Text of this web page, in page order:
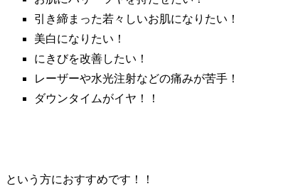
引き締まった若々しいお肌になりたい！
美白になりたい！
にきびを改善したい！
レーザーや水光注射などの痛みが苦手！
ダウンタイムがイヤ！！
という方におすすめです！！